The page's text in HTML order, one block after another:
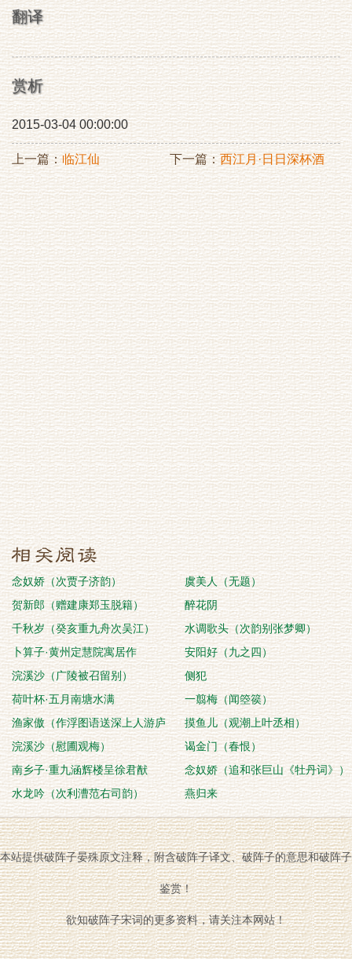
翻译
赏析
2015-03-04 00:00:00
上一篇：临江仙 下一篇：西江月·日日深杯酒
满
念奴娇（次贾子济韵）
虞美人（无题）
贺新郎（赠建康郑玉脱籍）
醉花阴
千秋岁（癸亥重九舟次吴江）
水调歌头（次韵别张梦卿）
卜算子·黄州定慧院寓居作
安阳好（九之四）
浣溪沙（广陵被召留别）
侧犯
荷叶杯·五月南塘水满
一翦梅（闻箜篌）
渔家傲（作浮图语送深上人游庐
山）
摸鱼儿（观潮上叶丞相）
浣溪沙（慰圃观梅）
谒金门（春恨）
南乡子·重九涵辉楼呈徐君猷
念奴娇（追和张巨山《牡丹词》）
水龙吟（次利漕范右司韵）
燕归来
本站提供破阵子晏殊原文注释，附含破阵子译文、破阵子的意思和破阵子
鉴赏！
欲知破阵子宋词的更多资料，请关注本网站！